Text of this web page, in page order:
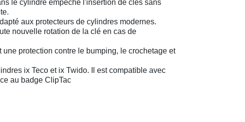
le cylindre empêche l'insertion de clés sans
aux protecteurs de cylindres modernes.
nouvelle rotation de la clé en cas de
protection contre le bumping, le crochetage et
ix Teco et ix Twido. Il est compatible avec
au badge ClipTac